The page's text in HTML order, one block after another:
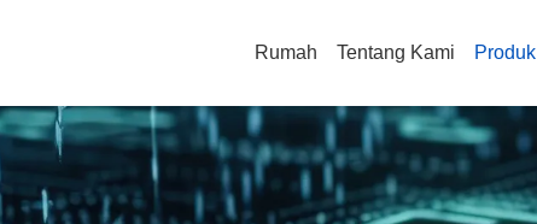
Rumah Tentang Kami Produk